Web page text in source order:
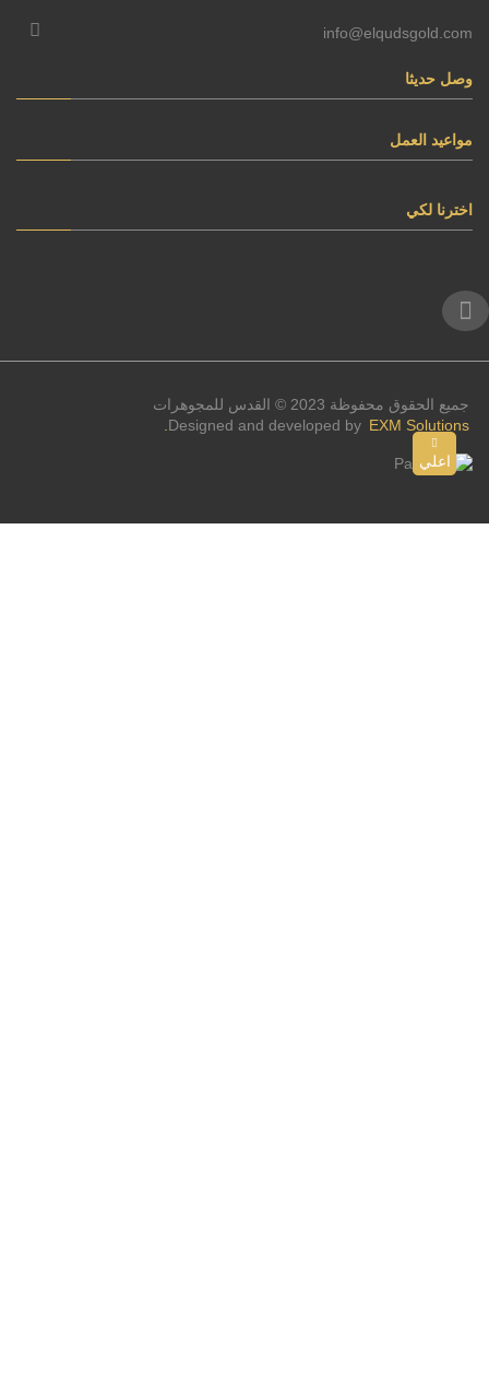
info@elqudsgold.com
وصل حديثا
مواعيد العمل
اخترنا لكي
جميع الحقوق محفوظة 2023 © القدس للمجوهرات
Designed and developed by EXM Solutions.
اعلي